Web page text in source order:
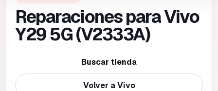
Reparaciones para Vivo
Y29 5G (V2333A)
Buscar tienda
Volver aVivo